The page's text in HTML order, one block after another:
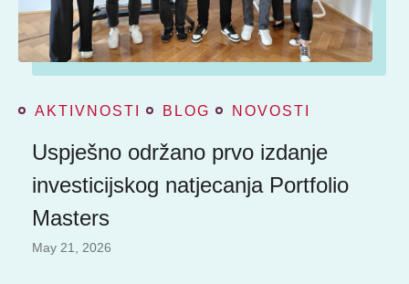
AKTIVNOSTI BLOG NOVOSTI
Uspješno održano prvo izdanje
investicijskog natjecanja Portfolio
Masters
May 21, 2026